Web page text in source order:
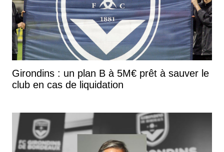
Girondins : un plan B à 5M€ prêt à sauver le
club en cas de liquidation